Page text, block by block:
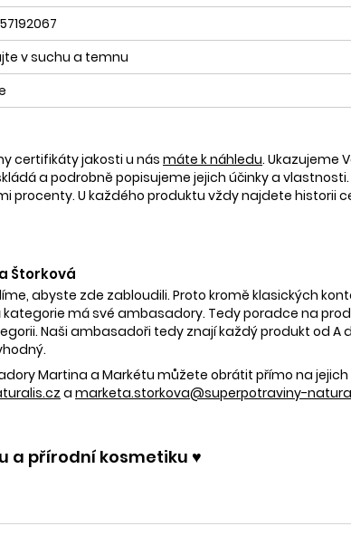
v suchu a temnu
certifikáty jakosti u nás máte k náhledu. Ukazujeme
a podrobně popisujeme jejich účinky a
U každého produktu vždy najdete historii
Štorková
abyste zde zabloudili. Proto kromě klasických
kategorie má své ambasadory. Tedy poradce na
Naši ambasadoři tedy znají každý produkt od A
Martina a Markétu můžete obrátit přímo na
a marketa.storkova@superpotraviny-
a přírodní kosmetiku ♥️